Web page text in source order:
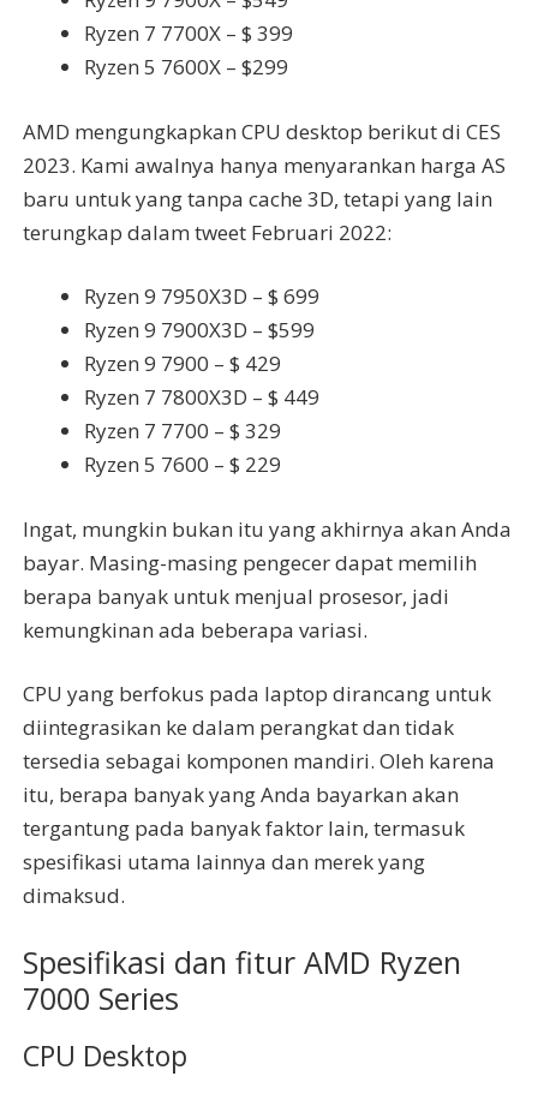
Ryzen 7 7700X – $ 399
Ryzen 5 7600X – $299
AMD mengungkapkan CPU desktop berikut di CES
2023. Kami awalnya hanya menyarankan harga AS
baru untuk yang tanpa cache 3D, tetapi yang lain
terungkap dalam tweet Februari 2022:
Ryzen 9 7950X3D – $ 699
Ryzen 9 7900X3D – $599
Ryzen 9 7900 – $ 429
Ryzen 7 7800X3D – $ 449
Ryzen 7 7700 – $ 329
Ryzen 5 7600 – $ 229
Ingat, mungkin bukan itu yang akhirnya akan Anda
bayar. Masing-masing pengecer dapat memilih
berapa banyak untuk menjual prosesor, jadi
kemungkinan ada beberapa variasi.
CPU yang berfokus pada laptop dirancang untuk
diintegrasikan ke dalam perangkat dan tidak
tersedia sebagai komponen mandiri. Oleh karena
itu, berapa banyak yang Anda bayarkan akan
tergantung pada banyak faktor lain, termasuk
spesifikasi utama lainnya dan merek yang
dimaksud.
Spesifikasi dan fitur AMD Ryzen
7000 Series
CPU Desktop